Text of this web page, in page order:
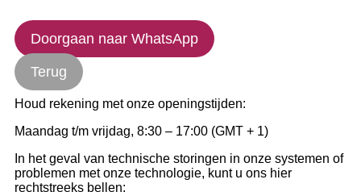
Doorgaan naar WhatsApp
Terug
Houd rekening met onze openingstijden:
Maandag t/m vrijdag, 8:30 – 17:00 (GMT + 1)
In het geval van technische storingen in onze systemen of
problemen met onze technologie, kunt u ons hier
rechtstreeks bellen: